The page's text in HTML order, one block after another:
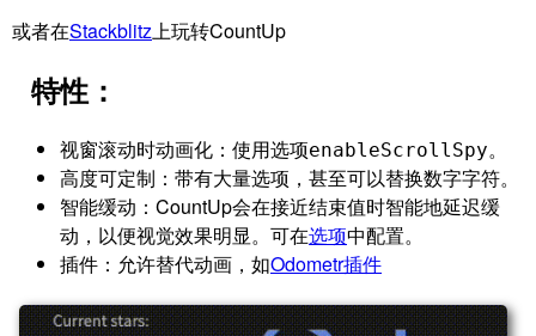
或者在Stackblitz上玩转CountUp
特性：
视窗滚动时动画化 ：使用选项enableScrollSpy。
高度可定制 ：带有大量选项，甚至可以替换数字字符。
智能缓动 ：CountUp会在接近结束值时智能地延迟缓
动，以便视觉效果明显。可在选项中配置。
插件 ：允许替代动画，如Odometr插件